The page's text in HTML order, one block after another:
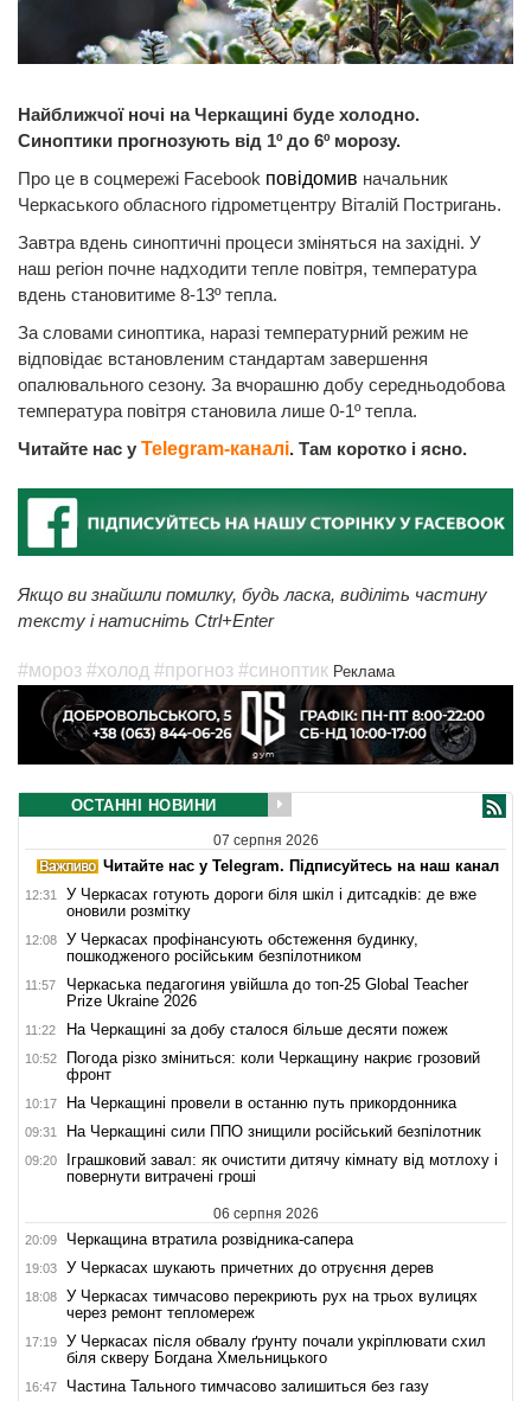
Найближчої ночі на Черкащині буде холодно.
Синоптики прогнозують від 1º до 6º морозу.
Про це в соцмережі Facebook повідомив начальник
Черкаського обласного гідрометцентру Віталій Постригань.
Завтра вдень синоптичні процеси зміняться на західні. У
наш регіон почне надходити тепле повітря, температура
вдень становитиме 8-13º тепла.
За словами синоптика, наразі температурний режим не
відповідає встановленим стандартам завершення
опалювального сезону. За вчорашню добу середньодобова
температура повітря становила лише 0-1º тепла.
Читайте нас у Telegram-каналі. Там коротко і ясно.
Якщо ви знайшли помилку, будь ласка, виділіть частину
тексту і натисніть Ctrl+Enter
#мороз #холод #прогноз #синоптик Реклама
ОСТАННІ НОВИНИ
07 серпня 2026
Читайте нас у Telegram. Підписуйтесь на наш канал
12:31
У Черкасах готують дороги біля шкіл і дитсадків: де вже
оновили розмітку
12:08
У Черкасах профінансують обстеження будинку,
пошкодженого російським безпілотником
11:57
Черкаська педагогиня увійшла до топ-25 Global Teacher
Prize Ukraine 2026
11:22 На Черкащині за добу сталося більше десяти пожеж
10:52
Погода різко зміниться: коли Черкащину накриє грозовий
фронт
10:17 На Черкащині провели в останню путь прикордонника
09:31 На Черкащині сили ППО знищили російський безпілотник
09:20
Іграшковий завал: як очистити дитячу кімнату від мотлоху і
повернути витрачені гроші
06 серпня 2026
20:09 Черкащина втратила розвідника-сапера
19:03 У Черкасах шукають причетних до отруєння дерев
18:08
У Черкасах тимчасово перекриють рух на трьох вулицях
через ремонт тепломереж
17:19
У Черкасах після обвалу ґрунту почали укріплювати схил
біля скверу Богдана Хмельницького
16:47 Частина Тального тимчасово залишиться без газу